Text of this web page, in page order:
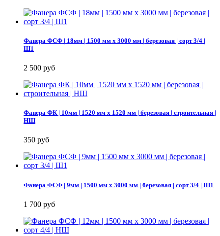
Фанера ФСФ | 18мм | 1500 мм х 3000 мм | березовая | сорт 3/4 |
Ш1
2 500 руб
Фанера ФК | 10мм | 1520 мм х 1520 мм | березовая | строительная |
НШ
350 руб
Фанера ФСФ | 9мм | 1500 мм х 3000 мм | березовая | сорт 3/4 | Ш1
1 700 руб